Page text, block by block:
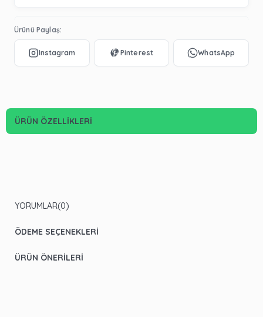
Ürünü Paylaş:
ÜRÜN ÖZELLIKLERI
YORUMLAR(0)
ÖDEME SEÇENEKLERI
ÜRÜN ÖNERILERI